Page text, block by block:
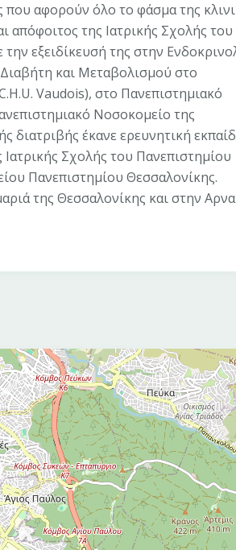
που αφορούν όλο το φάσμα της
απόφοιτος της Ιατρικής Σχολής του
εξειδίκευσή της στην
και Μεταβολισμού στο
Vaudois), στο Πανεπιστημιακό
Νοσοκομείο της
διατριβής έκανε ερευνητική
Σχολής του Πανεπιστημίου
Πανεπιστημίου Θεσσαλονίκης.
της Θεσσαλονίκης και στην